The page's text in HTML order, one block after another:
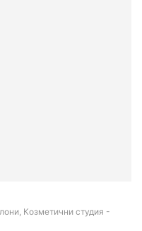
Козметични студия -